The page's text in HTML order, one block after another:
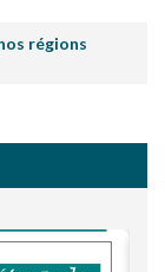
régions